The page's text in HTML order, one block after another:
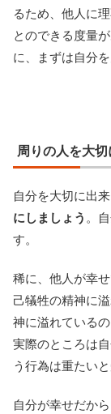
るため、他人に
とのできる度量
に、まずは自分
周りの人を大切
自分を大切に出
にしましょう 。
す。
稀に、他人が幸
己犠牲の精神に
神に溢れている
実際のところは
う行為は重たい
自分が幸せだか